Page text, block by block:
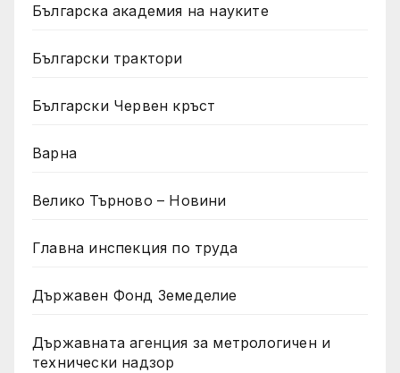
Българска академия на науките
Български трактори
Български Червен кръст
Варна
Велико Търново – Новини
Главна инспекция по труда
Държавен Фонд Земеделие
Държавната агенция за метрологичен и
технически надзор